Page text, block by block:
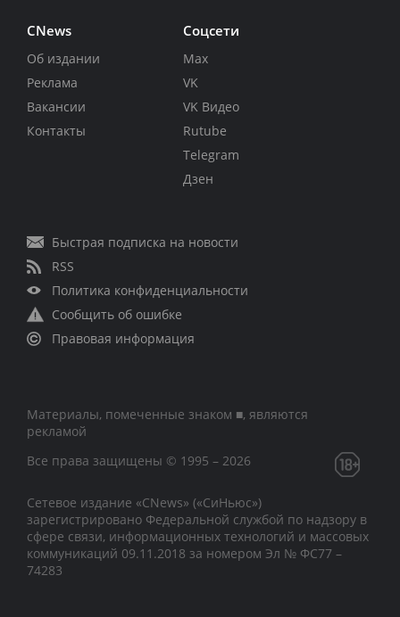
CNews
Об издании
Реклама
Вакансии
Контакты
Соцсети
Max
VK
VK Видео
Rutube
Telegram
Дзен
Быстрая подписка на новости
RSS
Политика конфиденциальности
Сообщить об ошибке
Правовая информация
Материалы, помеченные знаком ■, являются
рекламой
Все права защищены © 1995 – 2026
Сетевое издание «CNews» («СиНьюс»)
зарегистрировано Федеральной службой по надзору в
сфере связи, информационных технологий и массовых
коммуникаций 09.11.2018 за номером Эл № ФС77 –
74283